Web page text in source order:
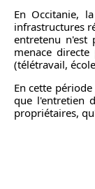
En Occitanie,
infrastructures
entretenu n'est
menace
(télétravail,
En cette
que l'entretien
propriétaires,